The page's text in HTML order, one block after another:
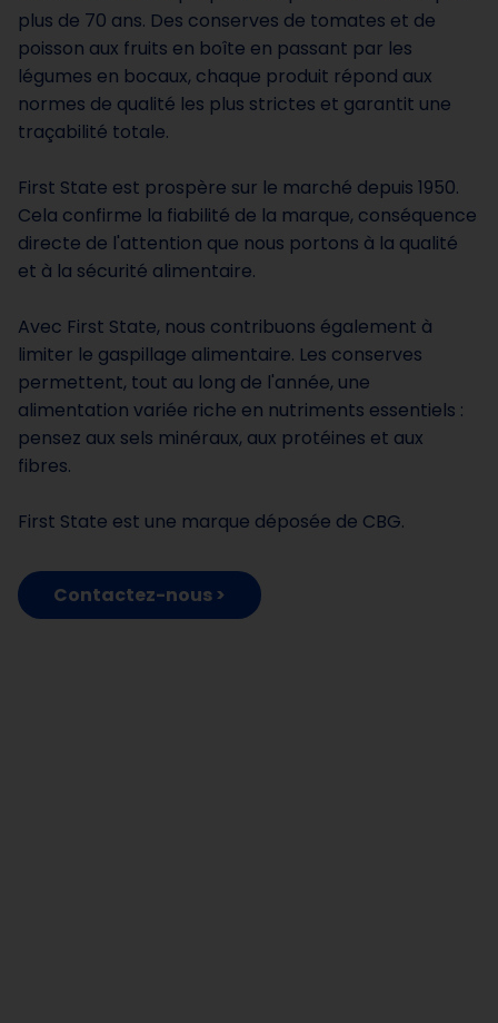
plus de 70 ans. Des conserves de tomates et de
poisson aux fruits en boîte en passant par les
légumes en bocaux, chaque produit répond aux
normes de qualité les plus strictes et garantit une
traçabilité totale.
First State est prospère sur le marché depuis 1950.
Cela confirme la fiabilité de la marque, conséquence
directe de l'attention que nous portons à la qualité
et à la sécurité alimentaire.
Avec First State, nous contribuons également à
limiter le gaspillage alimentaire. Les conserves
permettent, tout au long de l'année, une
alimentation variée riche en nutriments essentiels :
pensez aux sels minéraux, aux protéines et aux
fibres.
First State est une marque déposée de CBG.
Contactez-nous >